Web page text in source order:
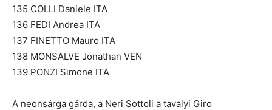
135 COLLI Daniele ITA
136 FEDI Andrea ITA
137 FINETTO Mauro ITA
138 MONSALVE Jonathan VEN
139 PONZI Simone ITA
A neonsárga gárda, a Neri Sottoli a tavalyi Giro